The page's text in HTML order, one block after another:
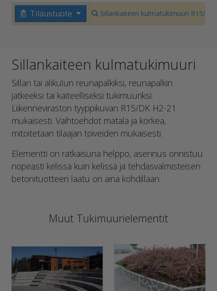
Tilaustuote
Sillankaiteen kulmatukimuuri R15/DK
Sillankaiteen kulmatukimuuri
Sillan tai alikulun reunapalkiksi, reunapalkin
jatkeeksi tai kaiteelliseksi tukimuuriksi.
Liikenneviraston tyyppikuvan R15/DK H2-21
mukaisesti. Vaihtoehdot matala ja korkea,
mitoitetaan tilaajan toiveiden mukaisesti.
Elementti on ratkaisuna helppo, asennus onnistuu
nopeasti kelissä kuin kelissä ja tehdasvalmisteisen
betonituotteen laatu on aina kohdillaan.
Muut Tukimuurielementit